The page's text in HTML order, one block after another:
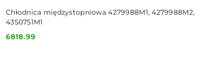
Chłodnica międzystopniowa 4279988M1, 4279988M2,
4350751M1
Cena:
6818.99